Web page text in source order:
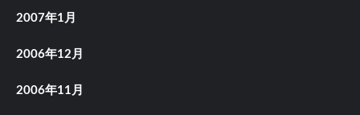
2007年1月
2006年12月
2006年11月